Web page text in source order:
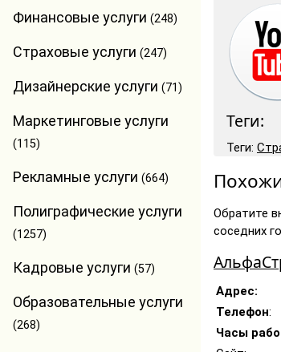
Финансовые услуги (248)
Страховые услуги (247)
Дизайнерские услуги (71)
Маркетинговые услуги
(115)
Рекламные услуги (664)
Полиграфические услуги
(1257)
Кадровые услуги (57)
Образовательные услуги
(268)
Теги:
Теги:
Обратите
соседних
Адрес:
Телефон:
Часы